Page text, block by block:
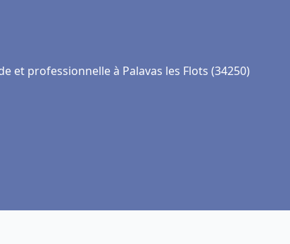
et professionnelle à Palavas les Flots (34250)